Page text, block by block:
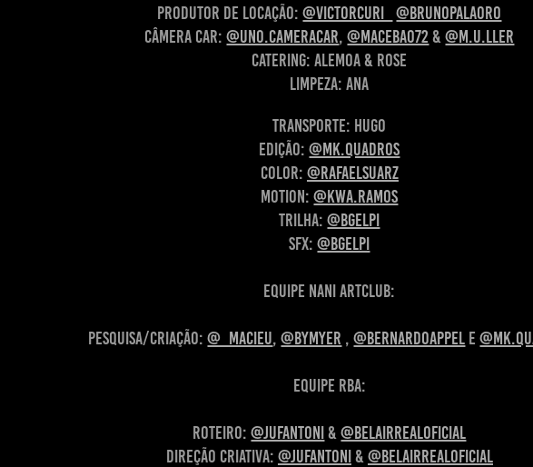
Produtor de locação:@victorcuri_
@brunopalaoro
Câmera Car:@uno.cameracar,@macebao72 &@m.u.ller
Catering: Alemoa & Rose
Limpeza: Ana
Transporte: Hugo
Edição:@mk.quadros
Color: @rafaelsuarz
Motion:@kwa.ramos
Trilha:@bgelpi
SFX:@bgelpi
Equipe Nani ArtClub:
Pesquisa/criação:@_macieu,@bymyer ,@bernardoappel e
Equipe RBA:
Roteiro:@jufantoni&@belairrealoficial
Direção criativa: @jufantoni& @belairrealoficial